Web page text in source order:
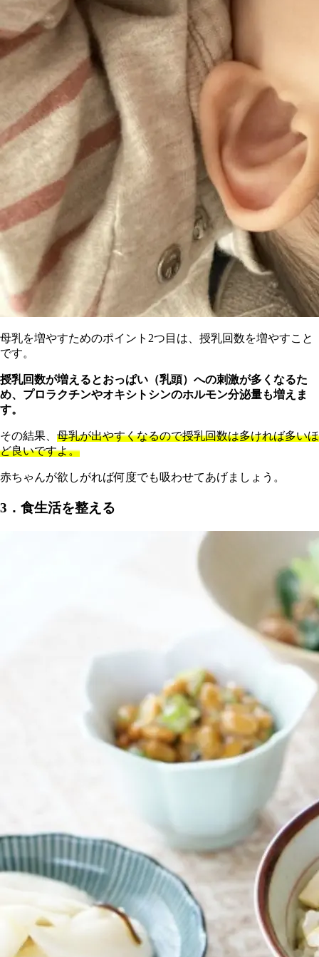
母乳を増やすためのポイント2つ目は、授乳回数を増やすこと
です。
授乳回数が増えるとおっぱい（乳頭）への刺激が多くなるた
め、プロラクチンやオキシトシンのホルモン分泌量も増えま
す。
その結果、 母乳が出やすくなるので授乳回数は多ければ多いほ
ど良いですよ。
赤ちゃんが欲しがれば何度でも吸わせてあげましょう。
3．食生活を整える